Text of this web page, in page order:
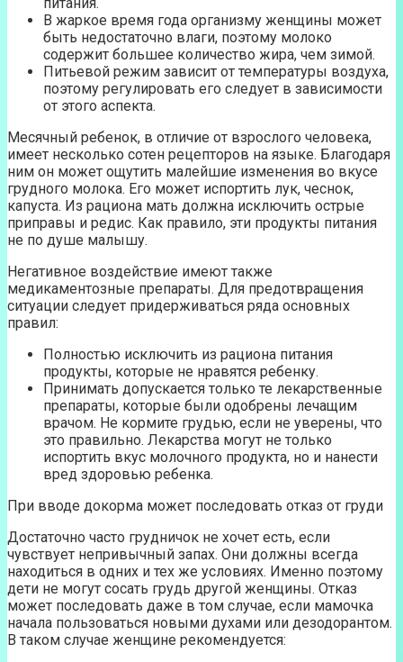
В жаркое время года организму женщины может
быть недостаточно влаги, поэтому молоко
содержит большее количество жира, чем зимой.
Питьевой режим зависит от температуры воздуха,
поэтому регулировать его следует в зависимости
от этого аспекта.
Месячный ребенок, в отличие от взрослого человека,
имеет несколько сотен рецепторов на языке. Благодаря
ним он может ощутить малейшие изменения во вкусе
грудного молока. Его может испортить лук, чеснок,
капуста. Из рациона мать должна исключить острые
приправы и редис. Как правило, эти продукты питания
не по душе малышу.
Негативное воздействие имеют также
медикаментозные препараты. Для предотвращения
ситуации следует придерживаться ряда основных
правил:
Полностью исключить из рациона питания
продукты, которые не нравятся ребенку.
Принимать допускается только те лекарственные
препараты, которые были одобрены лечащим
врачом. Не кормите грудью, если не уверены, что
это правильно. Лекарства могут не только
испортить вкус молочного продукта, но и нанести
вред здоровью ребенка.
При вводе докорма может последовать отказ от груди
Достаточно часто грудничок не хочет есть, если
чувствует непривычный запах. Они должны всегда
находиться в одних и тех же условиях. Именно поэтому
дети не могут сосать грудь другой женщины. Отказ
может последовать даже в том случае, если мамочка
начала пользоваться новыми духами или дезодорантом.
В таком случае женщине рекомендуется: